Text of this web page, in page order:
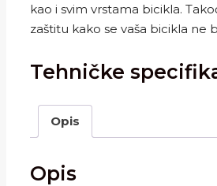
kao i svim vrstama bicikla.
zaštitu kako se vaša bicikla ne
Tehničke
Opis
Opis